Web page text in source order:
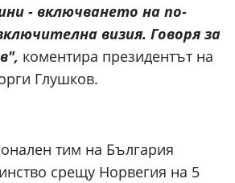
- включването на по-
визия. Говоря за
коментира президентът на
Глушков.
тим на България
срещу Норвегия на 5